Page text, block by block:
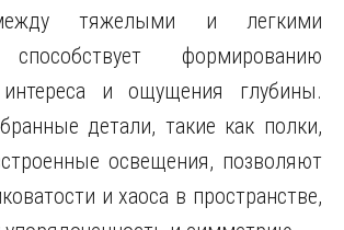
тяжелыми и легкими
способствует формированию
интереса и ощущения глубины.
детали, такие как полки,
освещения, позволяют
и хаоса в пространстве,